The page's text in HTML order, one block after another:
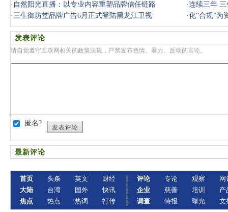
AI赋能峰
· 自然阳光直播：以专业内容重塑品牌信任链路 ·连续三年
·三生御坊堂品牌广告6月正式登陆黑龙江卫视 ·化“合规”为
石
发表评论
请自觉遵守互联网相关的政策法规，严禁发布色情、暴力、反动的言论。
匿名?
发表评论
最新评论
首页
大陆
焦点
头条
台湾
热点
英文
国外
热词
财经
快讯
打传
评论
企业
调查
专论
慈善
特报
观察
培训
曝光
网
产
文